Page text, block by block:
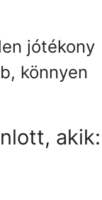
jótékony
könnyen
akik: